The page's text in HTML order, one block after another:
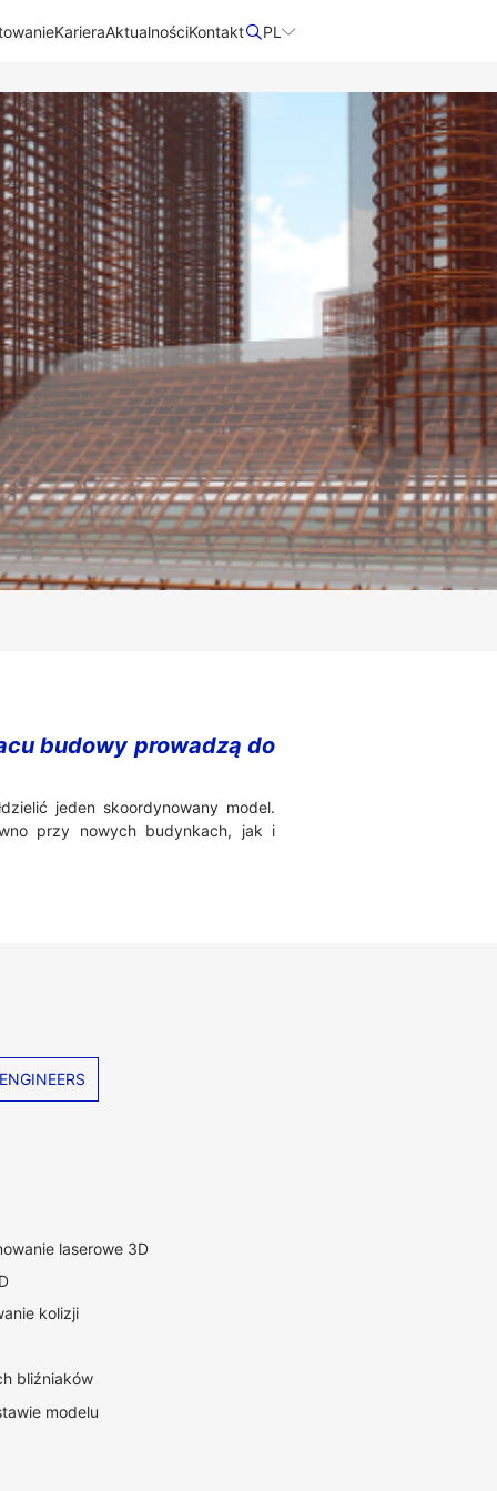
KarieraAktualnościKontakt​ PL
budowy prowadzą do
jeden skoordynowany model.
przy nowych budynkach, jak i
laserowe 3D
kolizji
bliźniaków
modelu